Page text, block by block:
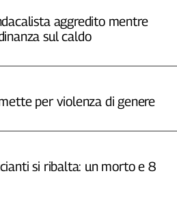
aggredito mentre
sul caldo
per violenza di genere
si ribalta: un morto e 8